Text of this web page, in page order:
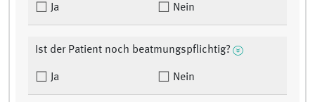
Ja Nein
Ist der Patient noch beatmungspflichtig?
Ja Nein